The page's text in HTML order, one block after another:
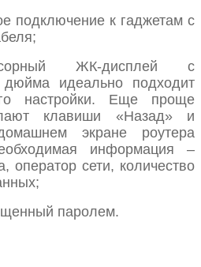
подключение к гаджетам с
ЖК-дисплей с
идеально подходит
настройки. Еще проще
клавиши «Назад» и
экране роутера
информация –
оператор сети, количество
паролем.